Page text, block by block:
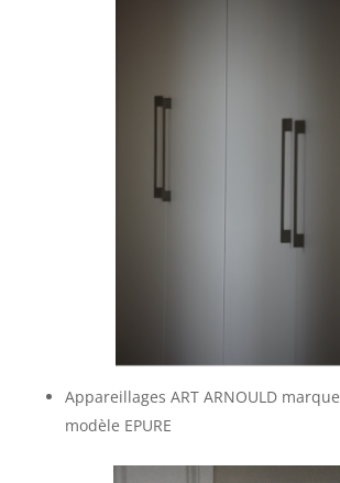
Appareillages ART ARNOULD marque
modèle EPURE